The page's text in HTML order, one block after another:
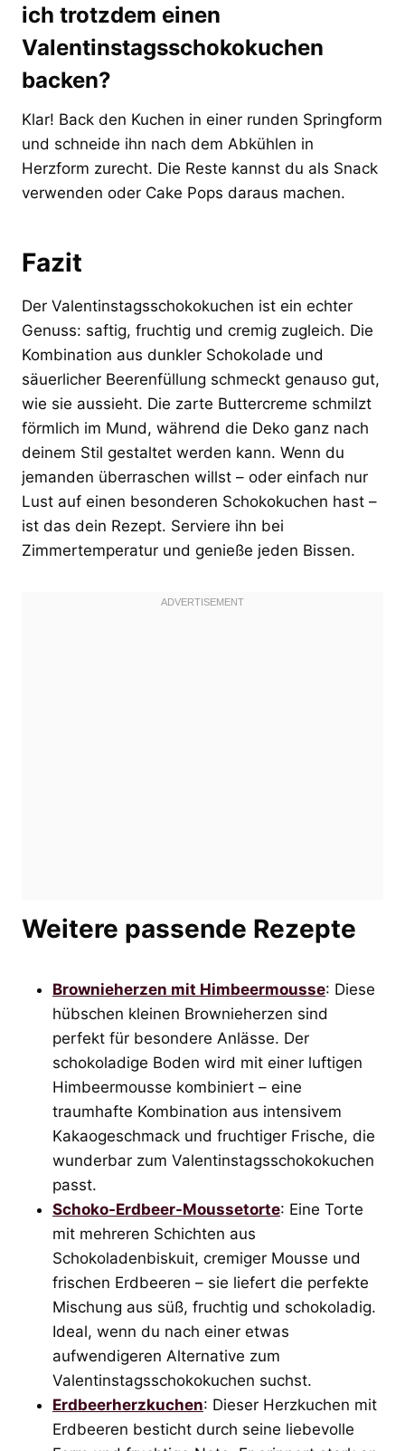
ich trotzdem einen
Valentinstagsschokokuchen
backen?
Klar! Back den Kuchen in einer runden Springform
und schneide ihn nach dem Abkühlen in
Herzform zurecht. Die Reste kannst du als Snack
verwenden oder Cake Pops daraus machen.
Fazit
Der Valentinstagsschokokuchen ist ein echter
Genuss: saftig, fruchtig und cremig zugleich. Die
Kombination aus dunkler Schokolade und
säuerlicher Beerenfüllung schmeckt genauso gut,
wie sie aussieht. Die zarte Buttercreme schmilzt
förmlich im Mund, während die Deko ganz nach
deinem Stil gestaltet werden kann. Wenn du
jemanden überraschen willst – oder einfach nur
Lust auf einen besonderen Schokokuchen hast –
ist das dein Rezept. Serviere ihn bei
Zimmertemperatur und genieße jeden Bissen.
Weitere passende Rezepte
Brownieherzen mit Himbeermousse: Diese
hübschen kleinen Brownieherzen sind
perfekt für besondere Anlässe. Der
schokoladige Boden wird mit einer luftigen
Himbeermousse kombiniert – eine
traumhafte Kombination aus intensivem
Kakaogeschmack und fruchtiger Frische, die
wunderbar zum Valentinstagsschokokuchen
passt.
Schoko-Erdbeer-Moussetorte: Eine Torte
mit mehreren Schichten aus
Schokoladenbiskuit, cremiger Mousse und
frischen Erdbeeren – sie liefert die perfekte
Mischung aus süß, fruchtig und schokoladig.
Ideal, wenn du nach einer etwas
aufwendigeren Alternative zum
Valentinstagsschokokuchen suchst.
Erdbeerherzkuchen: Dieser Herzkuchen mit
Erdbeeren besticht durch seine liebevolle